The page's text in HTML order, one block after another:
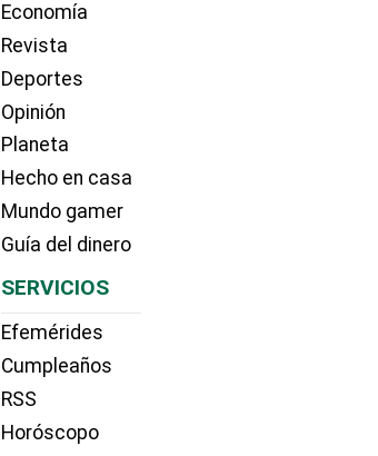
Economía
Revista
Deportes
Opinión
Planeta
Hecho en casa
Mundo gamer
Guía del dinero
SERVICIOS
Efemérides
Cumpleaños
RSS
Horóscopo